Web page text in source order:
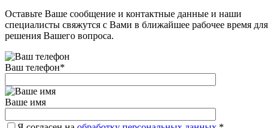
Оставьте Ваше сообщение и контактные данные и наши
специалисты свяжутся с Вами в ближайшее рабочее время для
решения Вашего вопроса.
Ваш телефон*
Ваше имя